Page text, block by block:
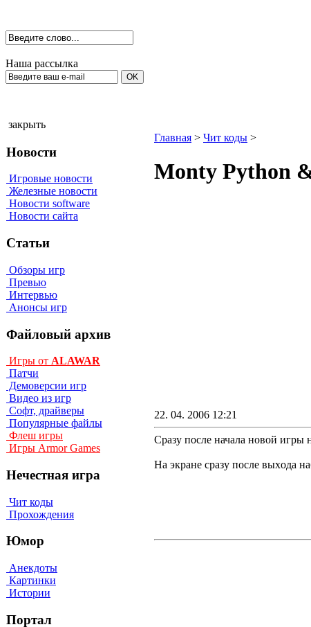
Наша рассылка
закрыть
Новости
Игровые новости
Железные новости
Новости software
Новости сайта
Статьи
Обзоры игр
Превью
Интервью
Анонсы игр
Файловый архив
Игры от ALAWAR
Патчи
Демоверсии игр
Видео из игр
Софт, драйверы
Популярные файлы
Флеш игры
Игры Armor Games
Нечестная игра
Чит коды
Прохождения
Юмор
Анекдоты
Картинки
Истории
Портал
Главная > Чит коды >
Моntу Руthоn
22. 04. 2006 12:21
Сразу после начала новой
Ha экpaнe cpaзy пocлe выxoдa